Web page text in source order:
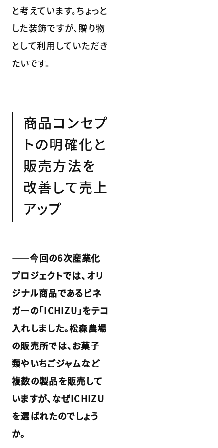
と考えています。ちょっと
した装飾ですが、贈り物
として利用していただき
たいです。
商品コンセプ
トの明確化と
販売方法を
改善して売上
アップ
――今回の6次産業化
プロジェクトでは、オリ
ジナル商品であるビネ
ガーの「ICHIZU」をテコ
入れしました。松森農場
の販売所では、お菓子
類やいちごジャムなど
複数の製品を販売して
いますが、なぜICHIZU
を選ばれたのでしょう
か。